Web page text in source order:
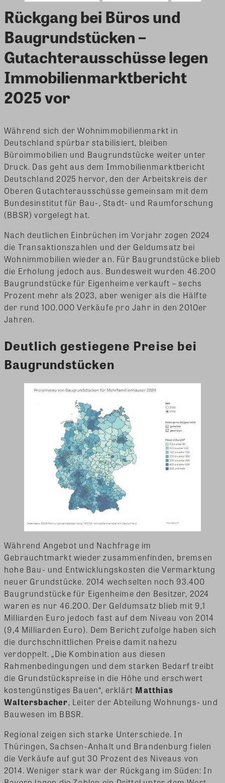
Rückgang bei Büros und
Baugrundstücken –
Gutachterausschüsse legen
Immobilienmarktbericht
2025 vor
Während sich der Wohnimmobilienmarkt in
Deutschland spürbar stabilisiert, bleiben
Büroimmobilien und Baugrundstücke weiter unter
Druck. Das geht aus dem Immobilienmarktbericht
Deutschland 2025 hervor, den der Arbeitskreis der
Oberen Gutachterausschüsse gemeinsam mit dem
Bundesinstitut für Bau-, Stadt- und Raumforschung
(BBSR) vorgelegt hat.
Nach deutlichen Einbrüchen im Vorjahr zogen 2024
die Transaktionszahlen und der Geldumsatz bei
Wohnimmobilien wieder an. Für Baugrundstücke blieb
die Erholung jedoch aus. Bundesweit wurden 46.200
Baugrundstücke für Eigenheime verkauft – sechs
Prozent mehr als 2023, aber weniger als die Hälfte
der rund 100.000 Verkäufe pro Jahr in den 2010er
Jahren.
Deutlich gestiegene Preise bei
Baugrundstücken
Während Angebot und Nachfrage im
Gebrauchtmarkt wieder zusammenfinden, bremsen
hohe Bau- und Entwicklungskosten die Vermarktung
neuer Grundstücke. 2014 wechselten noch 93.400
Baugrundstücke für Eigenheime den Besitzer, 2024
waren es nur 46.200. Der Geldumsatz blieb mit 9,1
Milliarden Euro jedoch fast auf dem Niveau von 2014
(9,4 Milliarden Euro). Dem Bericht zufolge haben sich
die durchschnittlichen Preise damit nahezu
verdoppelt. „Die Kombination aus diesen
Rahmenbedingungen und dem starken Bedarf treibt
die Grundstückspreise in die Höhe und erschwert
kostengünstiges Bauen“, erklärt Matthias
Waltersbacher, Leiter der Abteilung Wohnungs- und
Bauwesen im BBSR.
Regional zeigen sich starke Unterschiede. In
Thüringen, Sachsen-Anhalt und Brandenburg fielen
die Verkäufe auf gut 30 Prozent des Niveaus von
2014. Weniger stark war der Rückgang im Süden: In